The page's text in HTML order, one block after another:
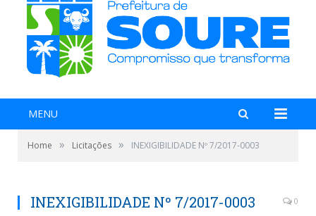
MENU
Home » Licitações » INEXIGIBILIDADE Nº 7/2017-0003
INEXIGIBILIDADE Nº 7/2017-0003 0